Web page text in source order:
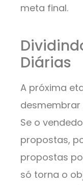
meta final.
Diárias
A próxima
desmembrar
Se o
propostas,
propostas
só torna o